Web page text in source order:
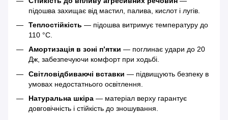
підошва захищає від мастил, палива, кислот і лугів.
Теплостійкість — підошва витримує температуру до
110 °C.
Амортизація в зоні п’ятки — поглинає удари до 20
Дж, забезпечуючи комфорт при ходьбі.
Світловідбиваючі вставки — підвищують безпеку в
умовах недостатнього освітлення.
Натуральна шкіра — матеріал верху гарантує
довговічність і стійкість до зношування.